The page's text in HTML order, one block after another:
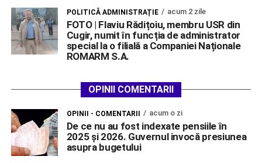
POLITICĂ ADMINISTRAȚIE acum 2 zile
FOTO | Flaviu Rădițoiu, membru USR din
Cugir, numit în funcția de administrator
special la o filială a Companiei Naționale
ROMARM S.A.
OPINII COMENTARII
OPINII - COMENTARII acum o zi
De ce nu au fost indexate pensiile în
2025 și 2026. Guvernul invocă presiunea
asupra bugetului